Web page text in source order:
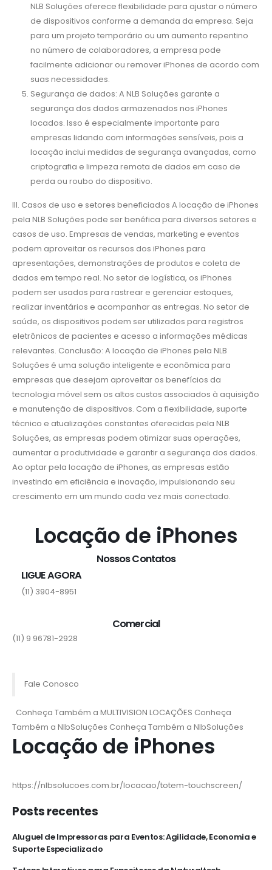
NLB Soluções oferece flexibilidade para ajustar o número
de dispositivos conforme a demanda da empresa. Seja
para um projeto temporário ou um aumento repentino
no número de colaboradores, a empresa pode
facilmente adicionar ou remover iPhones de acordo com
suas necessidades.
Segurança de dados: A NLB Soluções garante a
segurança dos dados armazenados nos iPhones
locados. Isso é especialmente importante para
empresas lidando com informações sensíveis, pois a
locação inclui medidas de segurança avançadas, como
criptografia e limpeza remota de dados em caso de
perda ou roubo do dispositivo.
III. Casos de uso e setores beneficiados A locação de iPhones
pela NLB Soluções pode ser benéfica para diversos setores e
casos de uso. Empresas de vendas, marketing e eventos
podem aproveitar os recursos dos iPhones para
apresentações, demonstrações de produtos e coleta de
dados em tempo real. No setor de logística, os iPhones
podem ser usados para rastrear e gerenciar estoques,
realizar inventários e acompanhar as entregas. No setor de
saúde, os dispositivos podem ser utilizados para registros
eletrônicos de pacientes e acesso a informações médicas
relevantes. Conclusão: A locação de iPhones pela NLB
Soluções é uma solução inteligente e econômica para
empresas que desejam aproveitar os benefícios da
tecnologia móvel sem os altos custos associados à aquisição
e manutenção de dispositivos. Com a flexibilidade, suporte
técnico e atualizações constantes oferecidas pela NLB
Soluções, as empresas podem otimizar suas operações,
aumentar a produtividade e garantir a segurança dos dados.
Ao optar pela locação de iPhones, as empresas estão
investindo em eficiência e inovação, impulsionando seu
crescimento em um mundo cada vez mais conectado.
Locação de iPhones
Nossos Contatos
LIGUE AGORA
(11) 3904-8951
Comercial
(11) 9 96781-2928
Fale Conosco
Conheça Também a MULTIVISION LOCAÇÕES Conheça
Também a NlbSoluções Conheça Também a NlbSoluções
Locação de iPhones
https://nlbsolucoes.com.br/locacao/totem-touchscreen/
Posts recentes
Aluguel de Impressoras para Eventos: Agilidade, Economia e
Suporte Especializado